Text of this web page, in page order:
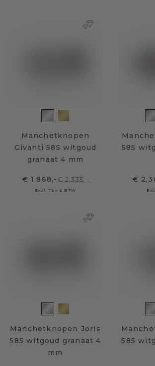
Manchetknopen
Givanti 585 witgoud
granaat 4 mm
€ 1.868,-€ 2.335,-
Excl. Tax & BTW
585
€
Manchetknopen Joris
585 witgoud granaat 4
mm
585